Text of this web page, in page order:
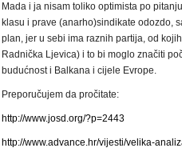
Mada i ja nisam toliko optimista po
klasu i prave (anarho)sindikate odozdo,
plan, jer u sebi ima raznih partija, od
Radnička Ljevica) i to bi moglo značiti
budućnost i Balkana i cijele Evrope.
Preporučujem da pročitate:
http://www.josd.org/?p=2443
http://www.advance.hr/vijesti/velika-